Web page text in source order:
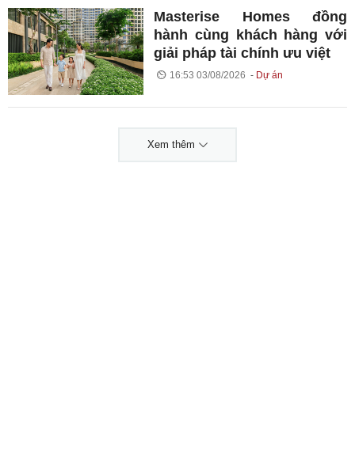
Masterise Homes đồng
hành cùng khách hàng với
giải pháp tài chính ưu việt
16:53 03/08/2026 Dự án
Xem thêm